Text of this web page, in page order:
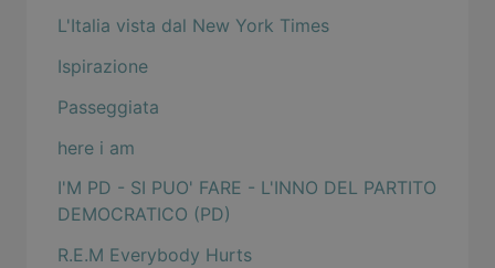
L'Italia vista dal New York Times
Ispirazione
Passeggiata
here i am
I'M PD - SI PUO' FARE - L'INNO DEL PARTITO
DEMOCRATICO (PD)
R.E.M Everybody Hurts